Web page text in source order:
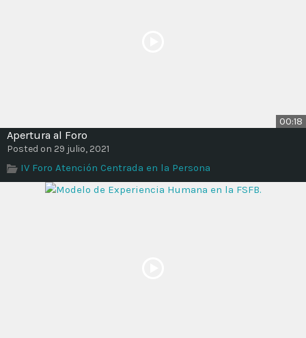
00:18
Apertura al Foro
Posted on 29 julio, 2021
IV Foro Atención Centrada en la Persona